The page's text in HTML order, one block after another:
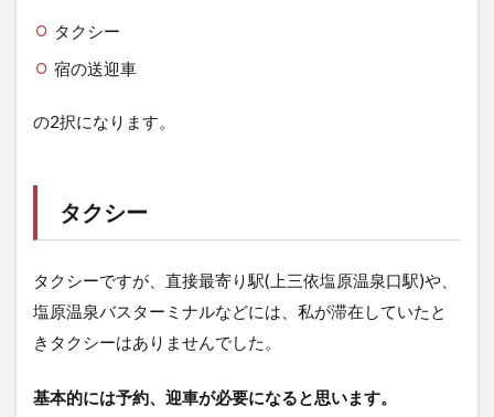
3.2.2
2階
1階
4
お
呂
4.1
浴槽
いて
タクシー
宿の送迎車
の2択になります。
タクシー
タクシーですが、直接最寄り駅(上三依塩原温泉口駅)や、
塩原温泉バスターミナルなどには、私が滞在していたと
きタクシーはありませんでした。
基本的には予約、迎車が必要になると思います。